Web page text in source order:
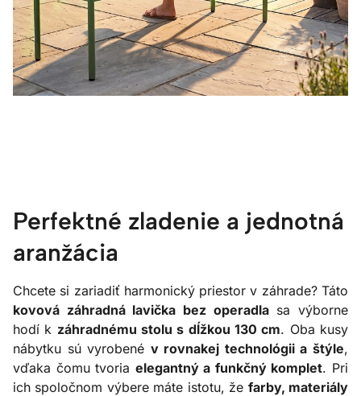
Perfektné zladenie a jednotná
aranžácia
Chcete si zariadiť harmonický priestor v záhrade? Táto
kovová záhradná lavička bez operadlasa výborne
hodí k záhradnému stolu s dĺžkou 130 cm. Oba kusy
nábytku sú vyrobené v rovnakej technológii a štýle,
vďaka čomu tvoria elegantný a funkčný komplet. Pri
ich spoločnom výbere máte istotu, že farby, materiály